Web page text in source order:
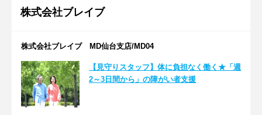
株式会社ブレイブ
株式会社ブレイブ MD仙台支店/MD04
【見守りスタッフ】体に負担なく働く★「週
2～3日間から」の障がい者支援